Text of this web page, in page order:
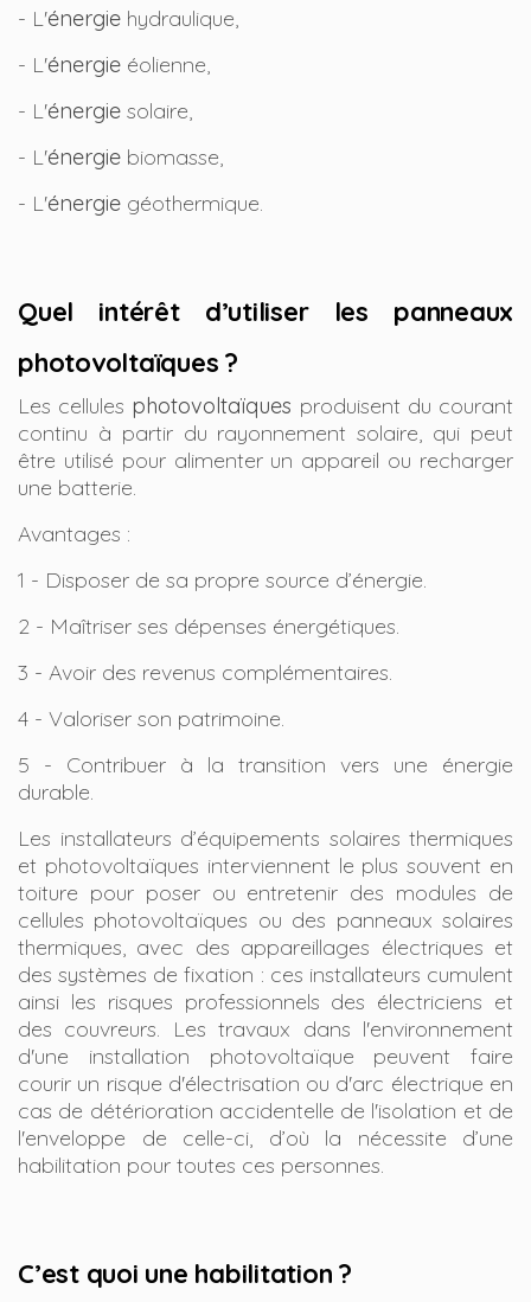
- L'énergie hydraulique,
- L'énergie éolienne,
- L'énergie solaire,
- L'énergie biomasse,
- L'énergie géothermique.
Quel intérêt d’utiliser les panneaux
photovoltaïques ?
Les cellules photovoltaïques produisent du courant
continu à partir du rayonnement solaire, qui peut
être utilisé pour alimenter un appareil ou recharger
une batterie.
Avantages :
1 - Disposer de sa propre source d’énergie.
2 - Maîtriser ses dépenses énergétiques.
3 - Avoir des revenus complémentaires.
4 - Valoriser son patrimoine.
5 - Contribuer à la transition vers une énergie
durable.
Les installateurs d’équipements solaires thermiques
et photovoltaïques interviennent le plus souvent en
toiture pour poser ou entretenir des modules de
cellules photovoltaïques ou des panneaux solaires
thermiques, avec des appareillages électriques et
des systèmes de fixation : ces installateurs cumulent
ainsi les risques professionnels des électriciens et
des couvreurs. Les travaux dans l'environnement
d'une installation photovoltaïque peuvent faire
courir un risque d'électrisation ou d'arc électrique en
cas de détérioration accidentelle de l'isolation et de
l'enveloppe de celle-ci, d’où la nécessite d’une
habilitation pour toutes ces personnes.
C’est quoi une habilitation ?